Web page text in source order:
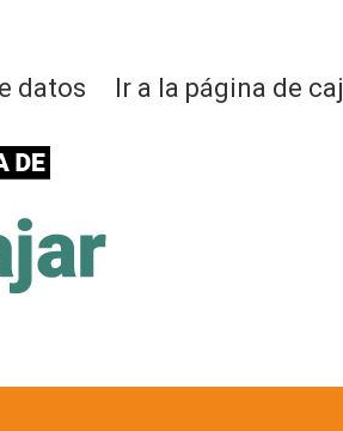
datos Ir a la página de